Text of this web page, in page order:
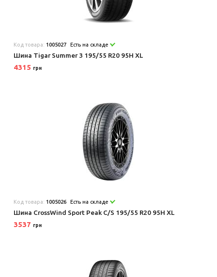
Код товара: 1005027 Есть на складе
Шина Tigar Summer 3 195/55 R20 95H XL
4315 грн
Код товара: 1005026 Есть на складе
Шина CrossWind Sport Peak C/S 195/55 R20 95H XL
3537 грн